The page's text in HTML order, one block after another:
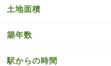
土地面積
築年数
駅からの時間